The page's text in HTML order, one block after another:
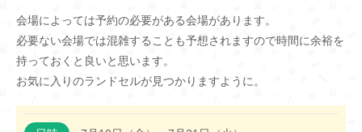
会場によっては予約の必要がある会場があります。
必要ない会場では混雑することも予想されますので時間に余裕を
持っておくと良いと思います。
お気に入りのランドセルが見つかりますように。